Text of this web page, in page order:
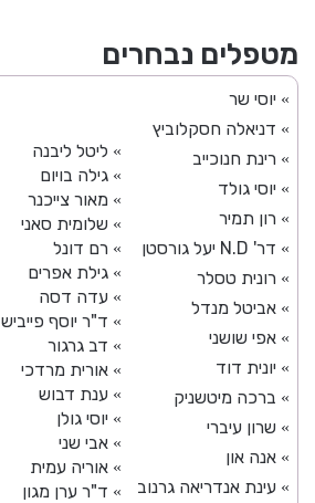
מטפלים נבחרים
» יוסי שר
» דניאלה חסקלוביץ
» רינת חנוכייב
» יוסי גולד
» רון תמיר
» דר' N.D יעל גורסטן
» רונית טסלר
» אביטל מנדל
» אפי שושני
» יונית דוד
» ברכה מיטשניק
» שרון עיברי
» אנה און
» עינת אנדריאה גרנוב
» ליטל ליבנה
» גילה בויום
» מאור צייכנר
» שלומית סאני
» רם דונל
» גילת אפרים
» עדה דסה
» ד"ר יוסף פייביש
» דב גרגור
» אורית מרדכי
» ענת דבוש
» יוסי גולן
» אבי שני
» אוריה עמית
» ד"ר ערן מגון